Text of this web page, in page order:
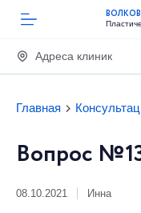
ВОЛКОВ
Адреса клиник
Главная
Вопрос
08.10.2021 Инна